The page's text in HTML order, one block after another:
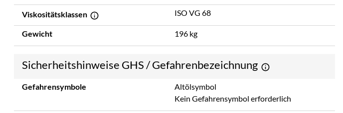
Viskositätsklassen ISO VG 68
Gewicht 196 kg
Sicherheitshinweise GHS / Gefahrenbezeichnung
Gefahrensymbole
Altölsymbol
Kein Gefahrensymbol erforderlich